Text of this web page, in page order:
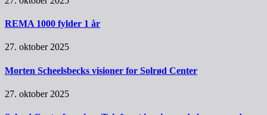
REMA 1000 fylder 1 år
27. oktober 2025
Morten Scheelsbecks visioner for Solrød Center
27. oktober 2025